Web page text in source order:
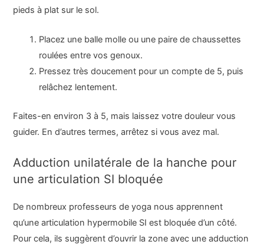
pieds à plat sur le sol.
Placez une balle molle ou une paire de chaussettes
roulées entre vos genoux.
Pressez très doucement pour un compte de 5, puis
relâchez lentement.
Faites-en environ 3 à 5, mais laissez votre douleur vous
guider. En d’autres termes, arrêtez si vous avez mal.
Adduction unilatérale de la hanche pour
une articulation SI bloquée
De nombreux professeurs de yoga nous apprennent
qu’une articulation hypermobile SI est bloquée d’un côté.
Pour cela, ils suggèrent d’ouvrir la zone avec une adduction